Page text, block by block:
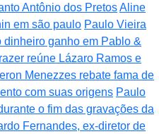
Antônio dos PretosAline
em são paulo Paulo Vieira
dinheiro ganho em Pablo &
reúne Lázaro Ramos e
Menezzes rebate fama de
com suas origens Paulo
o fim das gravações da
Fernandes, ex-diretor de